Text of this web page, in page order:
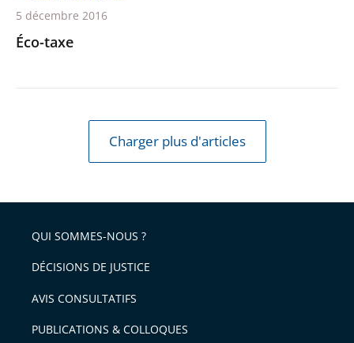
Éco-taxe
5 décembre 2016
Charger plus d'articles
QUI SOMMES-NOUS ?
DÉCISIONS DE JUSTICE
AVIS CONSULTATIFS
PUBLICATIONS & COLLOQUES